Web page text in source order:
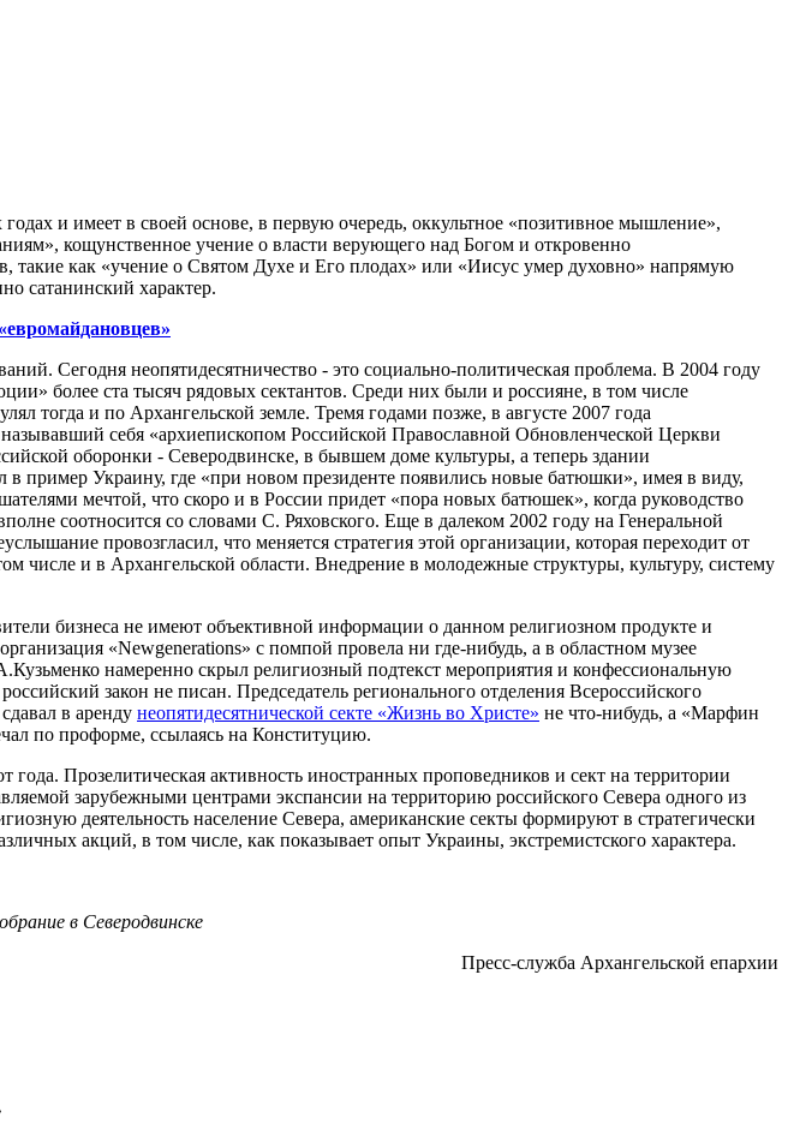
и имеет в своей основе, в первую очередь, оккультное «позитивное мышление»,
кощунственное учение о власти верующего над Богом и откровенно
такие как «учение о Святом Духе и Его плодах» или «Иисус умер духовно» напрямую
сатанинский характер.
Сегодня неопятидесятничество - это социально-политическая проблема. В 2004 году
более ста тысяч рядовых сектантов. Среди них были и россияне, в том числе
тогда и по Архангельской земле. Тремя годами позже, в августе 2007 года
себя «архиепископом Российской Православной Обновленческой Церкви
оборонки - Северодвинске, в бывшем доме культуры, а теперь здании
пример Украину, где «при новом президенте появились новые батюшки», имея в виду,
мечтой, что скоро и в России придет «пора новых батюшек», когда руководство
соотносится со словами С. Ряховского. Еще в далеком 2002 году на Генеральной
провозгласил, что меняется стратегия этой организации, которая переходит от
и в Архангельской области. Внедрение в молодежные структуры, культуру, систему
бизнеса не имеют объективной информации о данном религиозном продукте и
«Newgenerations» с помпой провела ни где-нибудь, а в областном музее
намеренно скрыл религиозный подтекст мероприятия и конфессиональную
закон не писан. Председатель регионального отделения Всероссийского
в аренду неопятидесятнической секте «Жизнь во Христе» не что-нибудь, а «Марфин
по проформе, ссылаясь на Конституцию.
Прозелитическая активность иностранных проповедников и сект на территории
зарубежными центрами экспансии на территорию российского Севера одного из
деятельность население Севера, американские секты формируют в стратегически
акций, в том числе, как показывает опыт Украины, экстремистского характера.
в Северодвинске
Пресс-служба Архангельской епархии